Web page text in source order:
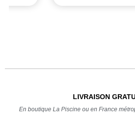
LIVRAISON
En boutique La Piscine ou en France